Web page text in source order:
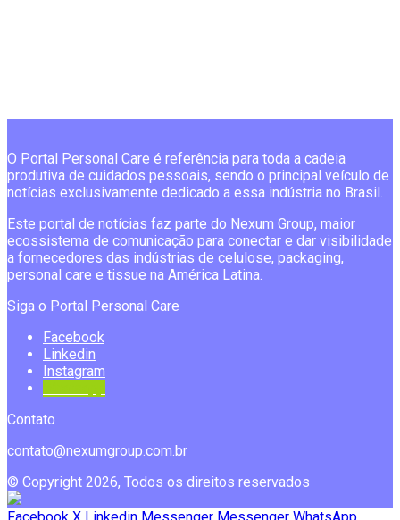
O Portal Personal Care é referência para toda a cadeia
produtiva de cuidados pessoais, sendo o principal veículo de
notícias exclusivamente dedicado a essa indústria no Brasil.
Este portal de notícias faz parte do Nexum Group, maior
ecossistema de comunicação para conectar e dar visibilidade
a fornecedores das indústrias de celulose, packaging,
personal care e tissue na América Latina.
Siga o Portal Personal Care
Facebook
Linkedin
Instagram
Contato
contato@nexumgroup.com.br
© Copyright 2026, Todos os direitos reservados